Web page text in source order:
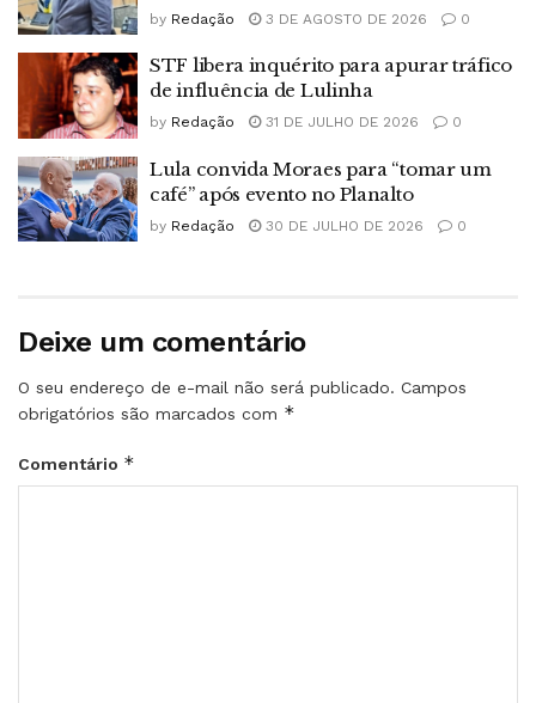
by Redação 3 DE AGOSTO DE 2026 0
STF libera inquérito para apurar tráfico
de influência de Lulinha
by Redação 31 DE JULHO DE 2026 0
Lula convida Moraes para “tomar um
café” após evento no Planalto
by Redação 30 DE JULHO DE 2026 0
Deixe um comentário
O seu endereço de e-mail não será publicado. Campos
obrigatórios são marcados com *
Comentário *